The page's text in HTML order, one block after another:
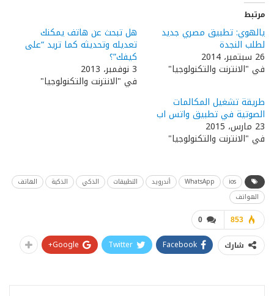
مرتبط
يالهوي: تطبيق مصري جديد
لطلب النجدة
26 سبتمبر، 2014
في "الانترنت والتكنولوجيا"
هل تبحث عن هاتف يمكنك
تعديله وتحديثه كما تريد “على
كيفك”؟
3 نوفمبر، 2013
في "الانترنت والتكنولوجيا"
طريقة تشغيل المكالمات
الصوتية في تطبيق واتس اب
23 مارس، 2015
في "الانترنت والتكنولوجيا"
ios
WhatsApp أندرويد التطبيقات الذكي الذكية
الهاتف
الهواتف
0 853
شارك Facebook
Twitter
Google+